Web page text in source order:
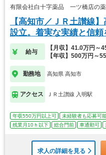
有限会社白十字薬品 一ツ橋店の薬
【高知市／ＪＲ土讃線
設立。着実な実績と信頼
給与
【月収】41.0万円～
【年収】500万円～
勤務地 高知県 高知市
アクセス ＪＲ土讃線 入明駅
年収550万円以上可 未経験者も応募可
残業月10ｈ以下
総合門前 車通勤可
求人の詳細を見る